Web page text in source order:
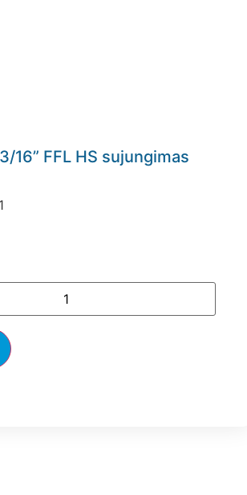
16” FFL HS sujungimas